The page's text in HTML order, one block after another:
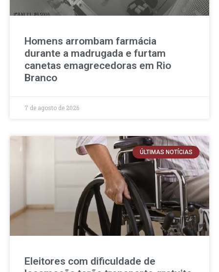
Homens arrombam farmácia
durante a madrugada e furtam
canetas emagrecedoras em Rio
Branco
7 de agosto de 2026
ÚLTIMAS NOTÍCIAS
Eleitores com dificuldade de